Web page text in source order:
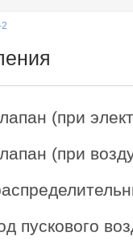
(при
(при
пускового